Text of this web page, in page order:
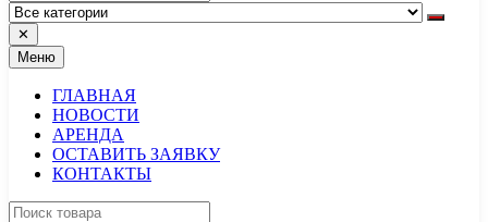
✕
Меню
ГЛАВНАЯ
НОВОСТИ
АРЕНДА
ОСТАВИТЬ ЗАЯВКУ
КОНТАКТЫ